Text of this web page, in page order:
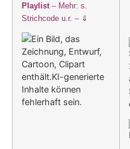
Playlist – Mehr: s.
Strichcode u.r. – ⇓